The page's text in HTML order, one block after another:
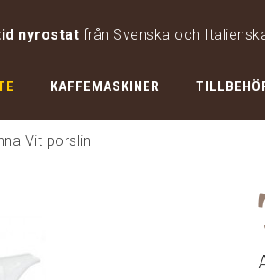
nyrostat från Svenska och
KAFFEMASKINER
Vit porslin